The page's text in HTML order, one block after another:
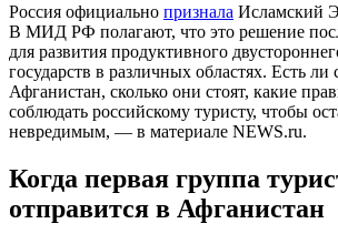
Россия официально признала Исламский
В МИД РФ полагают, что это решение
для развития продуктивного
государств в различных областях. Есть ли
Афганистан, сколько они стоят, какие
соблюдать российскому туристу, чтобы
невредимым, — в материале NEWS.ru.
Когда первая группа
отправится в Афганистан